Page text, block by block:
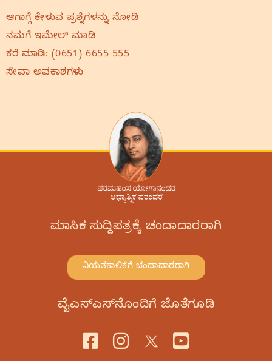
ಆಗಾಗ್ಗೆ ಕೇಳುವ ಪ್ರಶ್ನೆಗಳನ್ನು ನೋಡಿ
ನಮಗೆ ಇಮೇಲ್‌ ಮಾಡಿ
ಕರೆ ಮಾಡಿ: (0651) 6655 555
ಸೇವಾ ಅವಕಾಶಗಳು
ಮಾಸಿಕ ಸುದ್ದಿಪತ್ರಕ್ಕೆ ಚಂದಾದಾರರಾಗಿ
ನಿಯತಕಾಲಿಕೆಗೆ ಚಂದಾದಾರರಾಗಿ
ವೈಎಸ್‌ಎಸ್‌ನೊಂದಿಗೆ ಜೊತೆಗೂಡಿ